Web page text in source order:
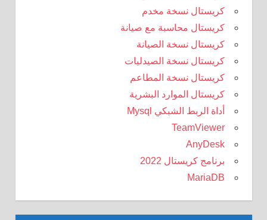
كريستال نسخة مخدم
كريستال محاسبة مع صيانة
كريستال نسخة الصيانة
كريستال نسخة الصيدليات
كريستال نسخة المطاعم
كريستال الموارد البشرية
أداة الربط الشبكي Mysql
TeamViewer
AnyDesk
برنامج كريستال 2022
MariaDB